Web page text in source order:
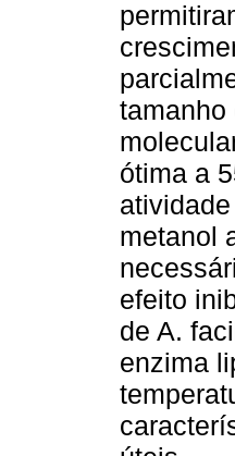
tamanho
ótima a
metanol
efeito
de A.
enzima